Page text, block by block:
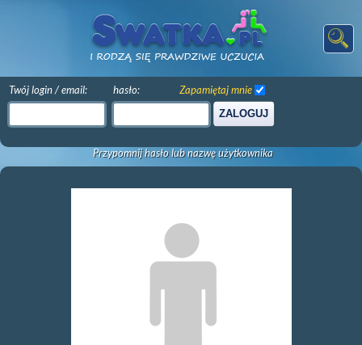
Twój login / email: hasło:
ZALOGUJ
Zapamiętaj mnie
Przypomnij hasło lub nazwę użytkownika